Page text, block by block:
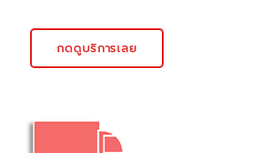
กดดูบริการเลย